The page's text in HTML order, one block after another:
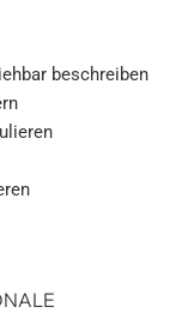
beschreiben